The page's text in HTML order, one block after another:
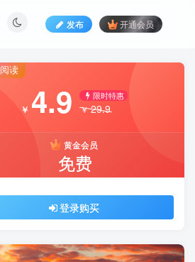
发布 开通会员
读
￥ 4.9 限时特惠
￥29.9
黄金会员
免费
登录购买